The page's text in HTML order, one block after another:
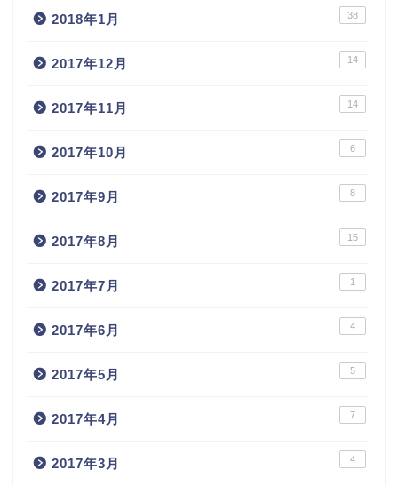
2018年1月 38
2017年12月 14
2017年11月 14
2017年10月 6
2017年9月 8
2017年8月 15
2017年7月 1
2017年6月 4
2017年5月 5
2017年4月 7
2017年3月 4